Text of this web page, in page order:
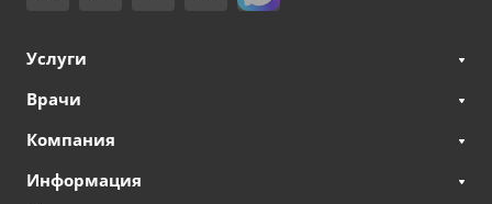
Услуги
Врачи
Компания
Информация